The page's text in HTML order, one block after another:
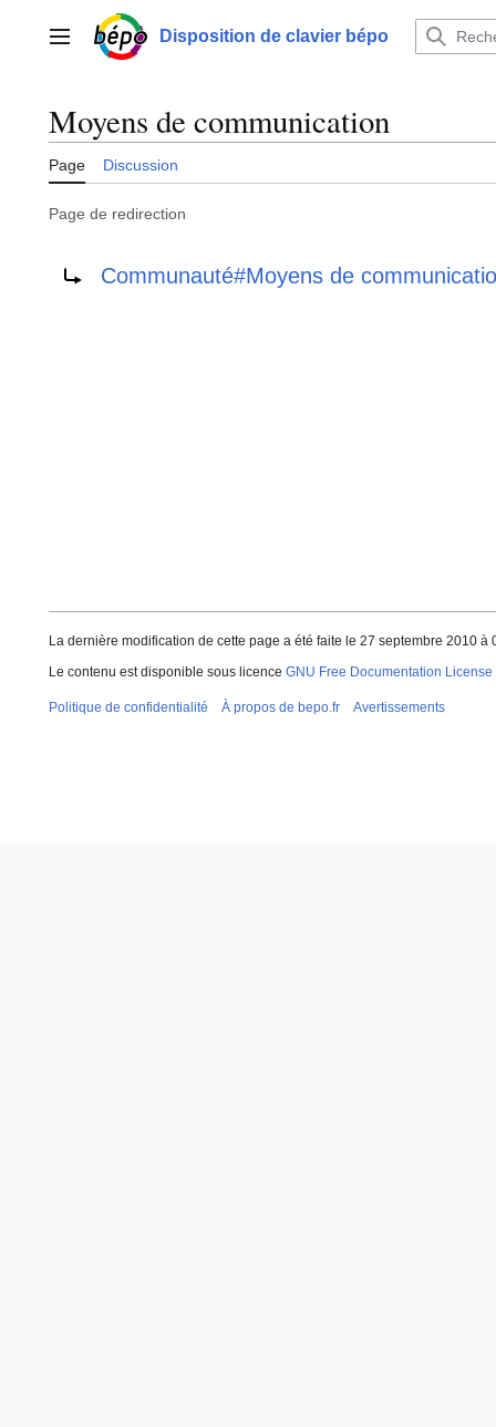
contenuMenu principalDisposition de clavier bépo
Moyens de communication
Page Discussion
Page de redirection
Communauté#Moyens de
La dernière modification de cette page a été faite le 27 septembre 2010 à
Le contenu est disponible sous licence GNU Free Documentation License
Politique de confidentialité À propos de bepo.fr Avertissements